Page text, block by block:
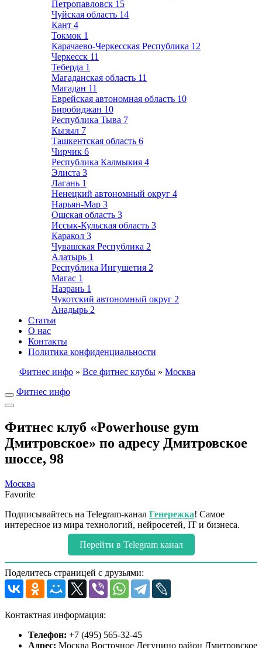
Петропавловск 15
Чуйская область 14
Кант 4
Токмок 1
Карачаево-Черкесская Республика 12
Черкесск 11
Теберда 1
Магаданская область 11
Магадан 11
Еврейская автономная область 10
Биробиджан 10
Республика Тыва 7
Кызыл 7
Ташкентская область 6
Чирчик 6
Республика Калмыкия 4
Элиста 3
Лагань 1
Ненецкий автономный округ 4
Нарьян-Мар 3
Ошская область 3
Иссык-Кульская область 3
Каракол 3
Чувашская Республика 2
Алатырь 1
Республика Ингушетия 2
Магас 1
Назрань 1
Чукотский автономный округ 2
Анадырь 2
Статьи
О нас
Контакты
Политика конфиденциальности
Фитнес инфо » Все фитнес клубы » Москва
Фитнес инфо
Фитнес клуб «Powerhouse gym
Дмитровское» по адресу Дмитровское
шоссе, 98
Москва
Favorite
Подписывайтесь на Telegram-канал Генережка! Самое
интересное из мира технологий, нейросетей, IT и бизнеса.
Перейти в Telegram канал
Поделитесь страницей с друзьями:
Контактная информация:
Телефон: +7 (495) 565-32-45
Адрес: Москва Восточное Дегунино район Дмитровское